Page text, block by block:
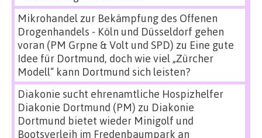
Mikrohandel zur Bekämpfung des Offenen
Drogenhandels - Köln und Düsseldorf gehen
voran (PM Grpne & Volt und SPD) zu Eine gute
Idee für Dortmund, doch wie viel „Zürcher
Modell“ kann Dortmund sich leisten?
Diakonie sucht ehrenamtliche Hospizhelfer
Diakonie Dortmund (PM) zu Diakonie
Dortmund bietet wieder Minigolf und
Bootsverleih im Fredenbaumpark an